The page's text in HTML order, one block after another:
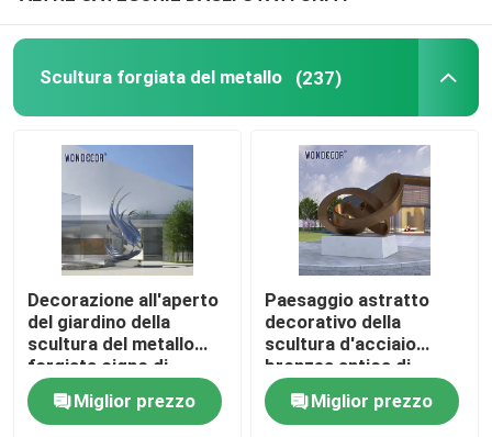
Scultura forgiata del metallo (237)
Decorazione all'aperto
del giardino della
scultura del metallo
forgiata cigno di
acciaio inossidabile
Miglior prezzo
Paesaggio astratto
decorativo della
scultura d'acciaio
bronzea antica di
Corten
Miglior prezzo